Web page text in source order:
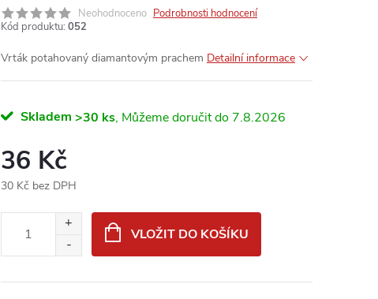
Neohodnoceno Podrobnosti hodnocení
Kód produktu: 052
Vrták potahovaný diamantovým prachem Detailní informace
Skladem >30 ks 7.8.2026
36 Kč
30 Kč bez DPH
VLOŽIT DO KOŠÍKU